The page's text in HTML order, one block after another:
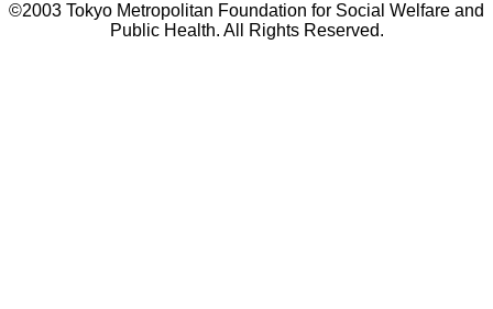
©2003 Tokyo Metropolitan Foundation for Social Welfare and
Public Health. All Rights Reserved.